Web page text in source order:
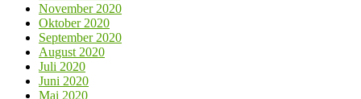
November 2020
Oktober 2020
September 2020
August 2020
Juli 2020
Juni 2020
Mai 2020